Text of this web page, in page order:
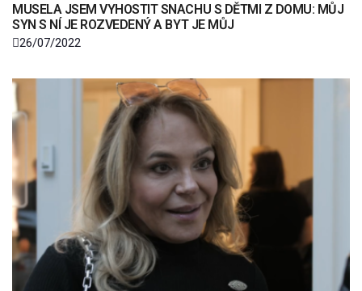
MUSELA JSEM VYHOSTIT SNACHU S DĚTMI Z DOMU: MŮJ
SYN S NÍ JE ROZVEDENÝ A BYT JE MŮJ
26/07/2022